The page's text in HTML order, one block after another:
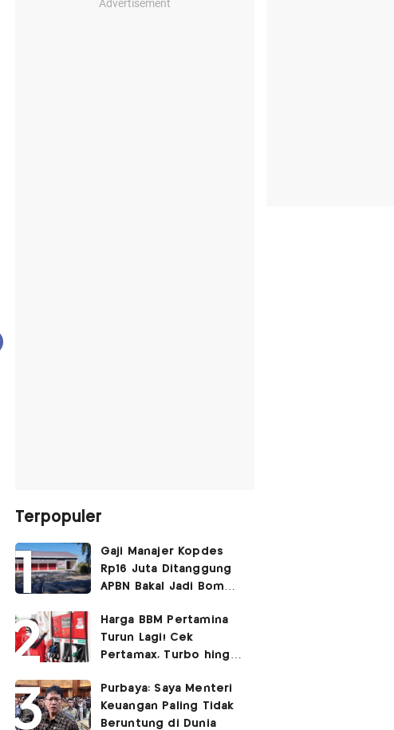
Advertisement
Terpopuler
Gaji Manajer Kopdes
Rp16 Juta Ditanggung
APBN Bakal Jadi Bom
Harga BBM Pertamina
Turun Lagi! Cek
Pertamax, Turbo hingga
Agustus 2026
Purbaya: Saya Menteri
Keuangan Paling Tidak
Beruntung di Dunia